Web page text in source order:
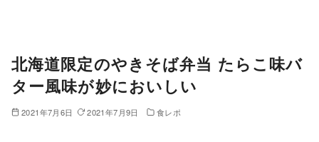
北海道限定のやきそば弁当 たらこ味バ
ター風味が妙においしい
2021年7月6日 2021年7月9日 食レポ